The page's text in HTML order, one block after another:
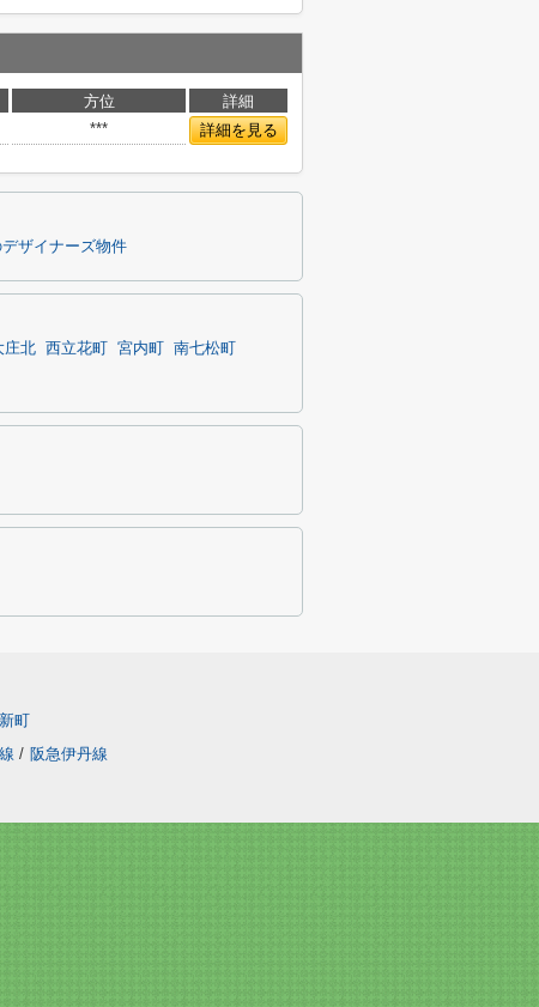
方位
詳細
*** 詳細を見る
デザイナーズ物件
庄北 西立花町 宮内町
南七松町
町
/ 阪急伊丹線